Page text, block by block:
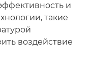
и
такие
воздействие